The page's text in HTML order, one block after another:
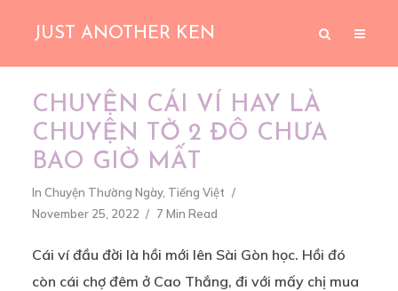
JUST ANOTHER KEN
CHUYỆN CÁI VÍ HAY LÀ
CHUYỆN TỜ 2 ĐÔ CHƯA
BAO GIỜ MẤT
In Chuyện Thường Ngày, Tiếng Việt
November 25, 2022
7 Min Read
Cái ví đầu đời là hồi mới lên Sài Gòn học. Hồi đó
còn cái chợ đêm ở Cao Thắng, đi với mấy chị mua